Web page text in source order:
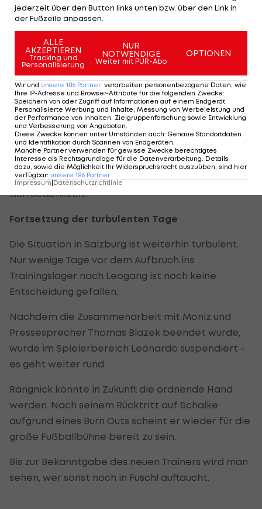
Laut "Kurier" hätte bereits am Mittwoch ein neuer
Coach feststehen sollen. Die Entscheidung wurde
nun aber auf Montag verschoben.
Ohne einen Namen zu nennen, soll bereits damals
durchgesickert sein, dass mit dem
Wunschkandidaten nur mehr Details zu klären
seien.
In dieser Hinsicht gibt es zwei Szenarien: Der
Verein konnte mit Rangnick keine Einigung
erzielen. Oder aber der "Fußball-Professor" erbat
sich Bedenkzeit.
Fortsetzung der turbulenten Tage
Die Situation in Salzburg ist weiterhin turbulent.
Nur wenige Tage vor dem Aufbruch ins
Trainingslager nach Leogang ist noch keine
Entscheidung gefallen.
Nachdem die Zusammenarbeit mit Moniz und
Pressesprecher Thomas Blazek beendet wurde,
wurde im Spielerbereich Leonardo suspendiert -
es geht weiter rund.
Rangnick könnte in Zukunft die ordnende Hand
werden. Nach seinem Rücktritt auf Schalke
aufgrund eines Burn Outs scheint er wieder für die
große Fußballbühne bereit zu sein.
Bis zur Bekanntgabe des neuen Trainers wird man
sehen, wer sonst noch in Fuschl auftaucht.
jederzeit über den Button links unten bzw. über den Link in
der Fußzeile anpassen.
ALLE
AKZEPTIEREN
Tracking und
Personalisierung
NUR
NOTWENDIGE
Weiter mit PUR-Abo
OPTIONEN
Wir und unsere 186 Partner verarbeiten personenbezogene Daten, wie
Ihre IP-Adresse und Browser-Attribute für die folgenden Zwecke:
Speichern von oder Zugriff auf Informationen auf einem Endgerät;
Personalisierte Werbung und Inhalte, Messung von Werbeleistung und
der Performance von Inhalten, Zielgruppenforschung sowie Entwicklung
und Verbesserung von Angeboten.
Diese Zwecke können unter Umständen auch: Genaue Standortdaten
und Identifikation durch Scannen von Endgeräten.
Manche Partner verwenden für gewisse Zwecke berechtigtes
Interesse als Rechtsgrundlage für die Datenverarbeitung. Details
dazu, sowie die Möglichkeit Ihr Widerspruchsrecht auszuüben, sind hier
verfügbar: unsere 186 Partner
Impressum Datenschutzrichtlinie